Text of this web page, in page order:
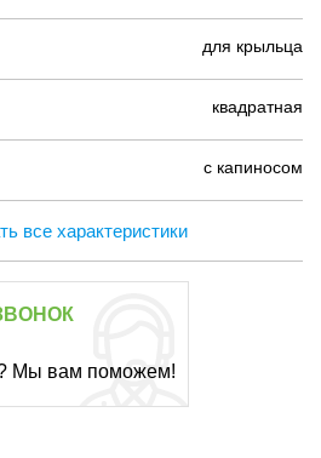
для крыльца
квадратная
с капиносом
все характеристики
Мы вам поможем!